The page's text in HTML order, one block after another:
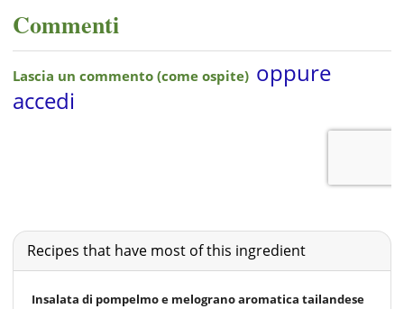
Commenti
Recipes that have most of this ingredient
Insalata di pompelmo e melograno aromatica tailandese